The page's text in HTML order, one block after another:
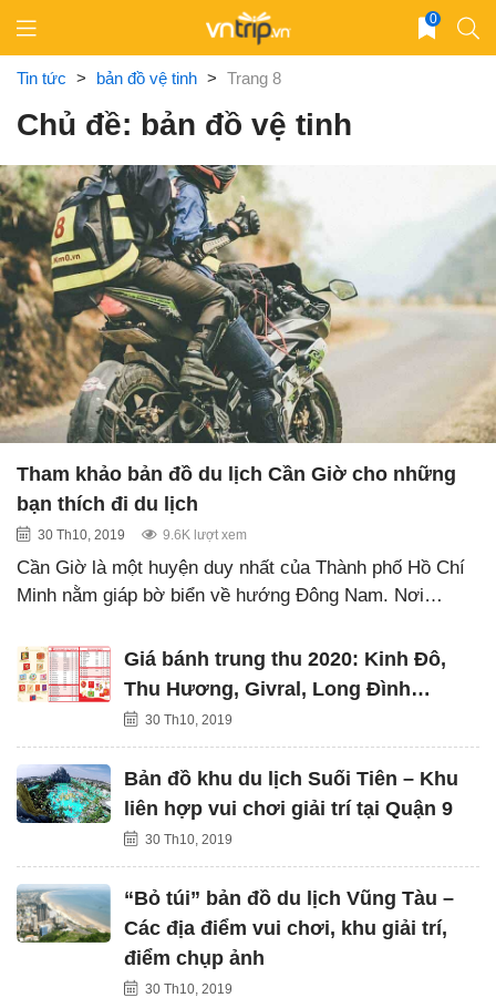
content
0
Tin tức > bản đồ vệ tinh > Trang 8
Chủ đề: bản đồ vệ tinh
Tham khảo bản đồ du lịch Cần Giờ cho những
bạn thích đi du lịch
30 Th10, 2019 9.6K lượt xem
Cần Giờ là một huyện duy nhất của Thành phố Hồ Chí
Minh nằm giáp bờ biển về hướng Đông Nam. Nơi…
Giá bánh trung thu 2020: Kinh Đô,
Thu Hương, Givral, Long Đình…
30 Th10, 2019
Bản đồ khu du lịch Suối Tiên – Khu
liên hợp vui chơi giải trí tại Quận 9
30 Th10, 2019
“Bỏ túi” bản đồ du lịch Vũng Tàu –
Các địa điểm vui chơi, khu giải trí,
điểm chụp ảnh
30 Th10, 2019